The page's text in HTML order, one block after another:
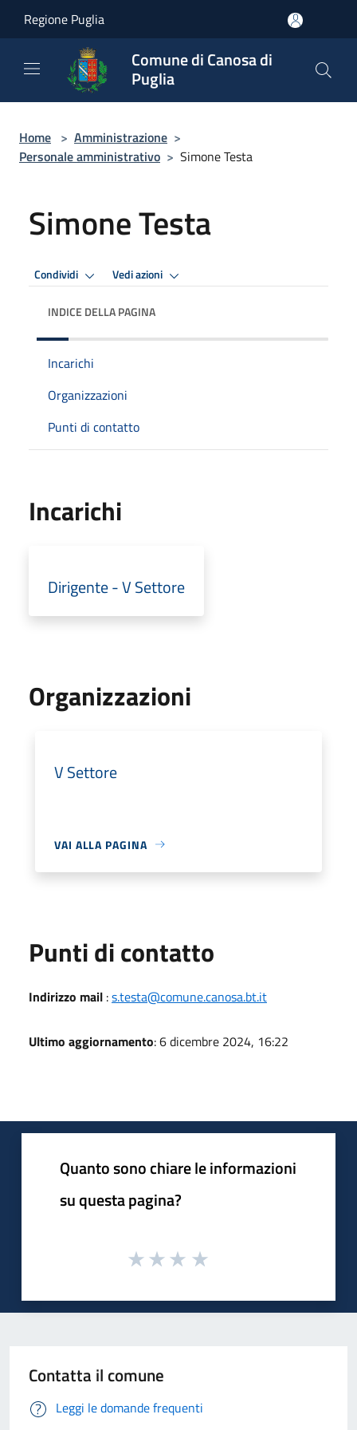
Regione Puglia
Comune di Canosa di
Puglia
Home > Amministrazione >
Personale amministrativo > Simone Testa
Simone Testa
Condividi Vedi azioni
INDICE DELLA PAGINA
Incarichi
Organizzazioni
Punti di contatto
Incarichi
Dirigente - V Settore
Organizzazioni
V Settore
VAI ALLA PAGINA
Punti di contatto
Indirizzo mail :s.testa@comune.canosa.bt.it
Ultimo aggiornamento: 6 dicembre 2024, 16:22
Quanto sono chiare le informazioni
su questa pagina?
Contatta il comune
Leggi le domande frequenti